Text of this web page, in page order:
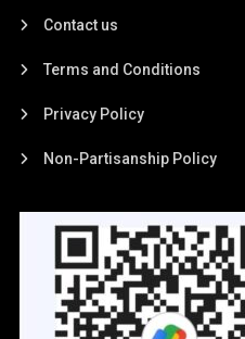
Contact us
Terms and Conditions
Privacy Policy
Non-Partisanship Policy